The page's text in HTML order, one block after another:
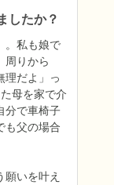
したか？
。私も娘で
周りから
理だよ」っ
母を家で介
分で車椅子
も父の場合
いを叶え